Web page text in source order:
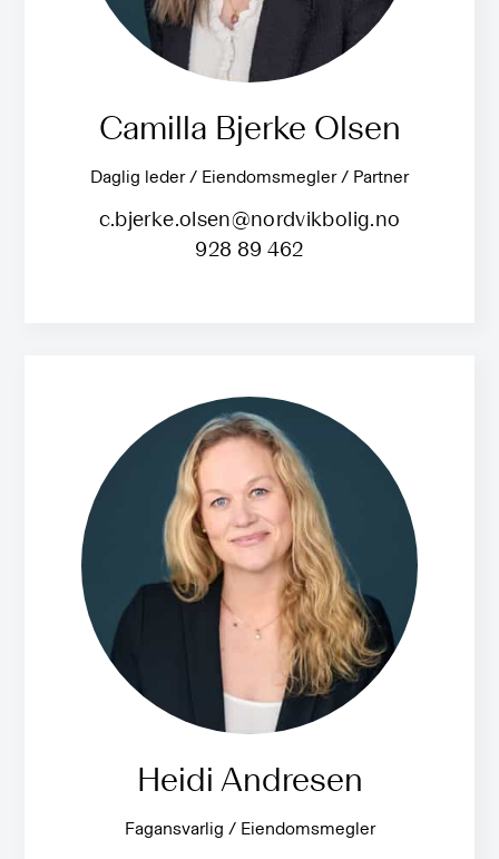
Camilla Bjerke Olsen
Daglig leder / Eiendomsmegler / Partner
c.bjerke.olsen@nordvikbolig.no
928 89 462
Heidi Andresen
Fagansvarlig / Eiendomsmegler